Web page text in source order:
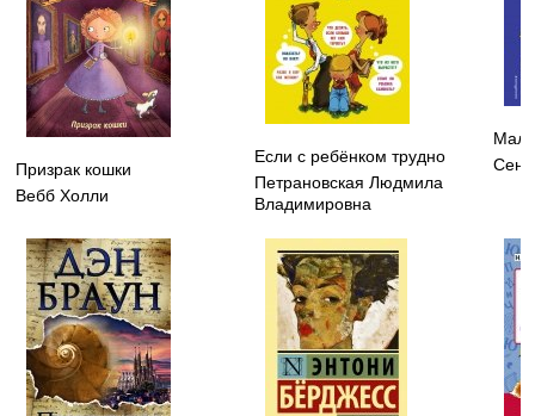
Призрак кошки
Вебб Холли
Если с ребёнком трудно
Петрановская Людмила
Владимировна